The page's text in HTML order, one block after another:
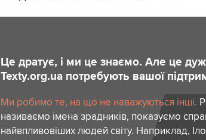
Це дратує, і ми це знаємо. Але це
Texty.org.ua потребують вашої
Ми робимо те, на що не наважуються інші.
називаємо імена зрадників, показуємо
найвпливовіших людей світу. Наприклад,